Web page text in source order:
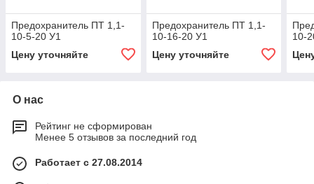
Предохранитель ПТ 1,1-
10-5-20 У1
Цену уточняйте
Предохранитель ПТ 1,1-
10-16-20 У1
Цену уточняйте
10-
О нас
Рейтинг не сформирован
Менее 5 отзывов за последний год
Работает с 27.08.2014